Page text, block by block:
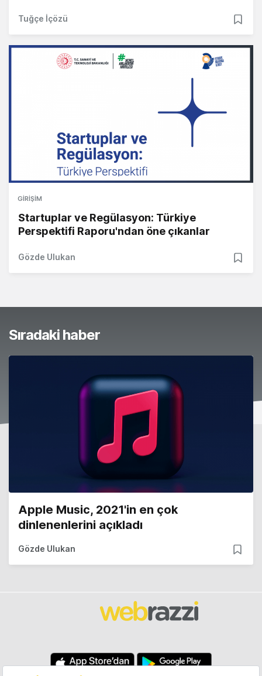
Tuğçe İçözü
GIRIŞIM
Startuplar ve Regülasyon: Türkiye
Perspektifi Raporu'ndan öne çıkanlar
Gözde Ulukan
Sıradaki haber
Apple Music, 2021'in en çok
dinlenenlerini açıkladı
Gözde Ulukan